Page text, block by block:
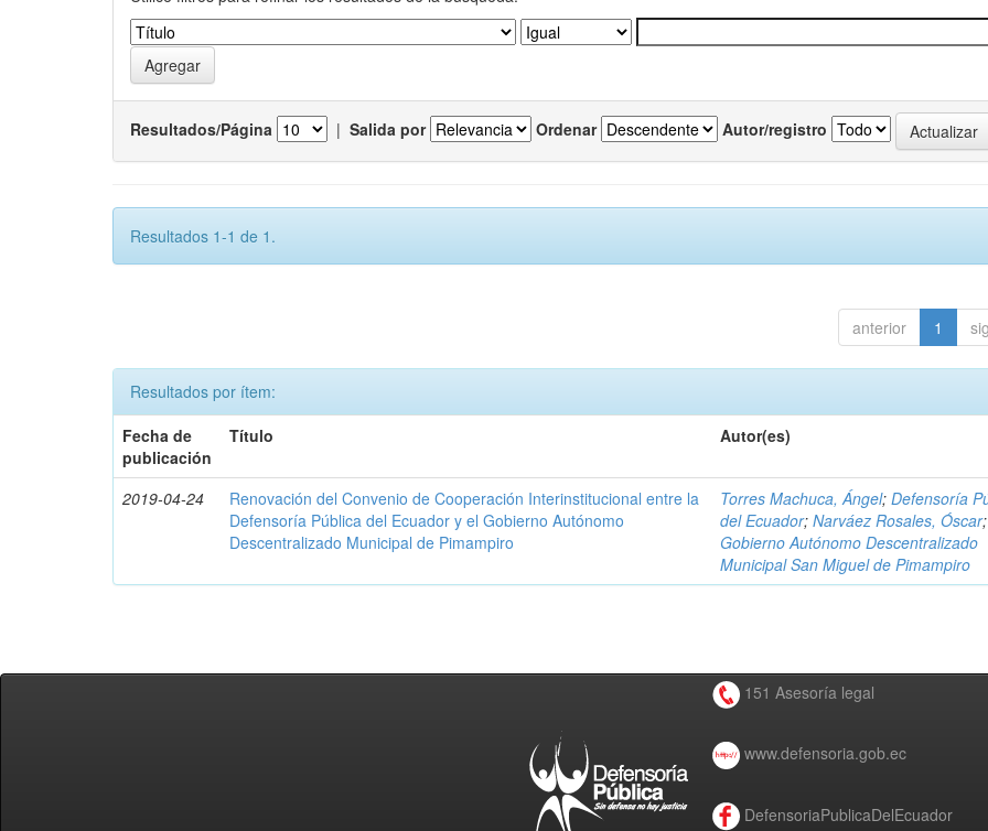
Resultados/Página | Salida por Ordenar Autor/registro
Resultados 1-1 de 1.
anterior 1
Resultados por ítem:
Fecha de
publicación
Título Autor(es)
2019-04-24
Renovación del Convenio de Cooperación Interinstitucional entre la
Defensoría Pública del Ecuador y el Gobierno Autónomo
Descentralizado Municipal de Pimampiro
Torres Machuca, Ángel;Defensoría
del Ecuador;Narváez Rosales, Óscar;
Gobierno Autónomo Descentralizado
Municipal San Miguel de Pimampiro
151 Asesoría legal
www.defensoria.gob.ec
DefensoriaPublicaDelEcuador